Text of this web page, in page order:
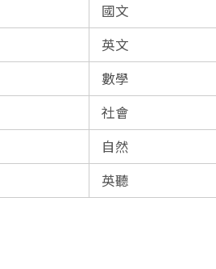
國文
英文
數學
社會
自然
英聽